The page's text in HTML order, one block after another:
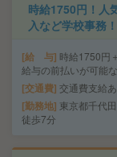
時給1750円！人
入など学校事務
給 与 時給1750
給与の前払いが可能
交通費 交通費支給
勤務地 東京都千代
徒歩7分